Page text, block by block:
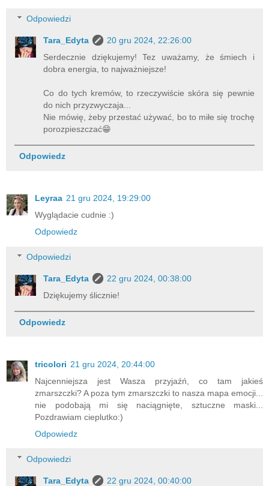
Odpowiedzi
Tara_Edyta
20 gru 2024, 22:26:00
Serdecznie dziękujemy! Tez uważamy, że śmiech i
dobra energia, to najważniejsze!
Co do tych kremów, to rzeczywiście skóra się pewnie
do nich przyzwyczaja...
Nie mówię, żeby przestać używać, bo to miłe się trochę
porozpieszczać😁
Odpowiedz
Leyraa 21 gru 2024, 19:29:00
Wyglądacie cudnie :)
Odpowiedz
Odpowiedzi
Tara_Edyta
22 gru 2024, 00:38:00
Dziękujemy ślicznie!
Odpowiedz
tricolori 21 gru 2024, 20:44:00
Najcenniejsza jest Wasza przyjaźń, co tam jakieś
zmarszczki? A poza tym zmarszczki to nasza mapa emocji...
nie podobają mi się naciągnięte, sztuczne maski...
Pozdrawiam cieplutko:)
Odpowiedz
Odpowiedzi
Tara_Edyta
22 gru 2024, 00:40:00